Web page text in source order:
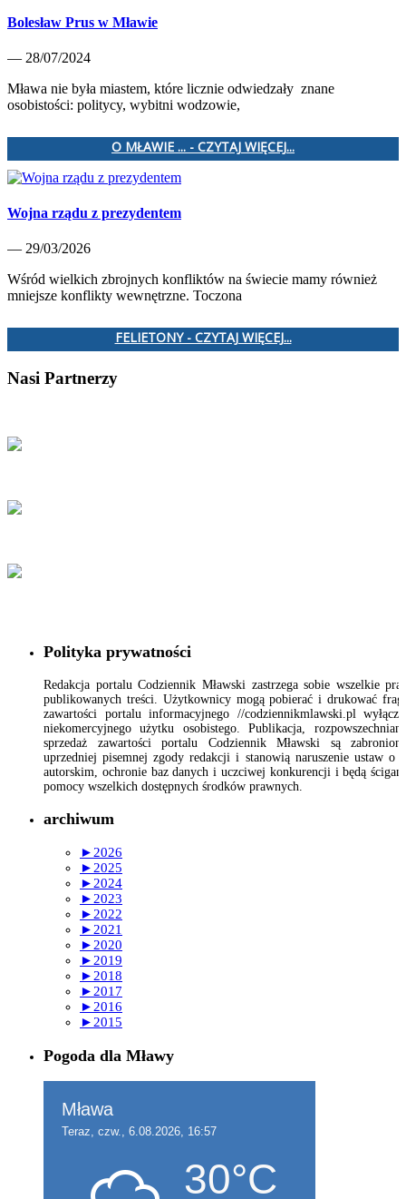
Bolesław Prus w Mławie
— 28/07/2024
Mława nie była miastem, które licznie odwiedzały znane
osobistości: politycy, wybitni wodzowie,
O MŁAWIE ... - CZYTAJ WIĘCEJ...
Wojna rządu z prezydentem
— 29/03/2026
Wśród wielkich zbrojnych konfliktów na świecie mamy również
mniejsze konflikty wewnętrzne. Toczona
FELIETONY - CZYTAJ WIĘCEJ...
Nasi Partnerzy
Polityka prywatności
Redakcja portalu Codziennik Mławski zastrzega sobie wszelkie
publikowanych treści. Użytkownicy mogą pobierać i drukować
zawartości portalu informacyjnego //codziennikmlawski.pl
niekomercyjnego użytku osobistego. Publikacja,
sprzedaż zawartości portalu Codziennik Mławski są
uprzedniej pisemnej zgody redakcji i stanowią naruszenie ustaw o
autorskim, ochronie baz danych i uczciwej konkurencji i będą
pomocy wszelkich dostępnych środków prawnych.
archiwum
► 2026
► 2025
► 2024
► 2023
► 2022
► 2021
► 2020
► 2019
► 2018
► 2017
► 2016
► 2015
Pogoda dla Mławy